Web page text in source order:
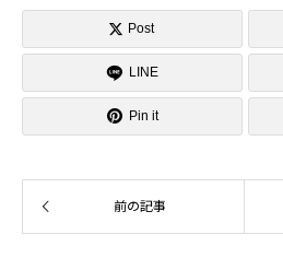
 Post
LINE
 Pin it
前の記事